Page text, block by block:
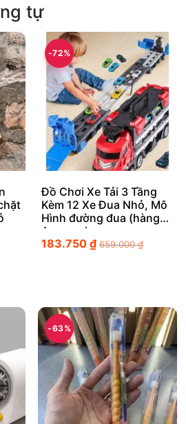
tự
-72%
Đồ Chơi Xe Tải 3 Tầng
Kèm 12 Xe Đua Nhỏ, Mô
Hình đường đua (hàng
Amazon)
183.750₫ 659.000₫
-63%